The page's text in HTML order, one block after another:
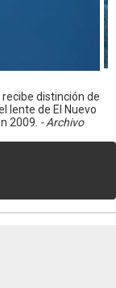
recibe distinción de
lente de El Nuevo
2009. - Archivo